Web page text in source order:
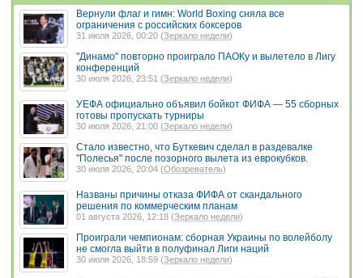
Вернули флаг и гимн: World Boxing сняла все
ограничения с российских боксеров
31 июля 2026, 00:20 (Зеркало недели)
"Динамо" повторно проиграло ПАОКу и вылетело в Лигу
конференций
30 июля 2026, 23:51 (Зеркало недели)
УЕФА официально объявил бойкот ФИФА — 55 сборных
готовы пропускать турниры
30 июля 2026, 21:00 (Зеркало недели)
Стало известно, что Буткевич сделал в раздевалке
"Полесья" после позорного вылета из еврокубков.
30 июля 2026, 20:04 (Обозреватель)
Названы причины отказа ФИФА от скандального
решения по коммерческим планам
01 августа 2026, 12:18 (Зеркало недели)
Проиграли чемпионам: сборная Украины по волейболу
не смогла выйти в полуфинал Лиги наций
30 июля 2026, 18:59 (Зеркало недели)